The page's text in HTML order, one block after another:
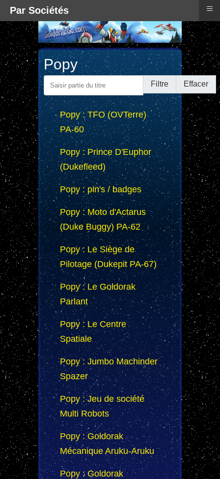
Popy
Saisir partie du titre Filtre Effacer
Popy : TFO (OVTerre)
PA-60
Popy : Prince D'Euphor
(Dukefleed)
Popy : pin's / badges
Popy : Moto d'Actarus
(Duke Buggy) PA-62
Popy : Le Siège de
Pilotage (Dukepit PA-67)
Popy : Le Goldorak
Parlant
Popy : Le Centre
Spatiale
Popy : Jumbo Machinder
Spazer
Popy : Jeu de société
Multi Robots
Popy : Goldorak
Mécanique Aruku-Aruku
Popy : Goldorak
Par Sociétés ≡